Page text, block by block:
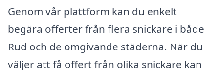
Genom vår plattform kan du enkelt
begära offerter från flera snickare i både
Rud och de omgivande städerna. När du
väljer att få offert från olika snickare kan